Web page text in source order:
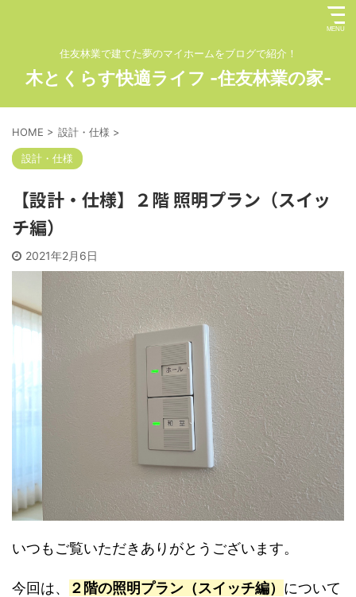
住友林業で建てた夢のマイホームをブログで紹介！
木とくらす快適ライフ -住友林業の家-
HOME > 設計・仕様 >
設計・仕様
【設計・仕様】２階 照明プラン（スイッ
チ編）
2021年2月6日
いつもご覧いただきありがとうございます。
今回は、 ２階の照明プラン（スイッチ編） について